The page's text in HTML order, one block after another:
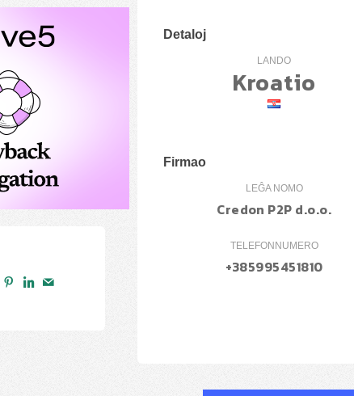
Detaloj
LANDO
Kroatio
Firmao
LEĜA NOMO
Credon P2P d.o.o.
TELEFONNUMERO
+385995451810